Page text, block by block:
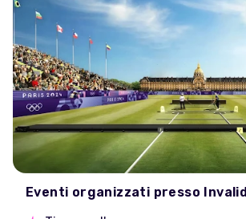
Eventi organizzati presso